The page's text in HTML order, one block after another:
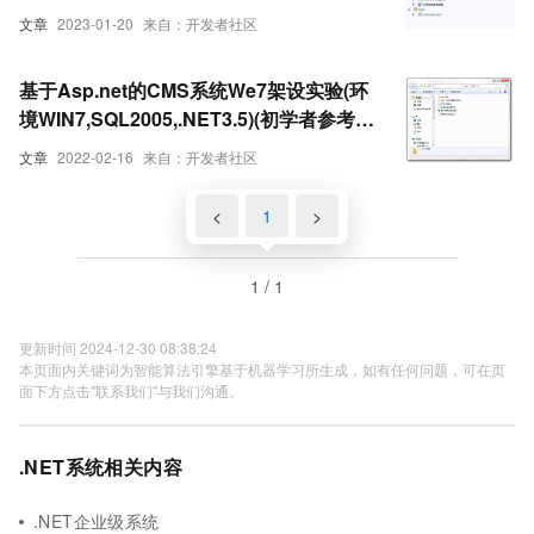
文章 2023-01-20 来自：开发者社区
文章 2022-02-16 来自：开发者社区
基于Asp.net的CMS系统We7架设实验(环
境WIN7,SQL2005,.NET3.5)(初学者参考
贴)
< 1 >
1 / 1
更新时间 2024-12-30 08:38:24
本页面内关键词为智能算法引擎基于机器学习所生成，如有任何问题，可在页
面下方点击"联系我们"与我们沟通。
.NET系统相关内容
.NET企业级系统